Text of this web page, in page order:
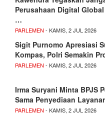
Perusahaan Digital
…
PARLEMEN - KAMIS, 2 JUL 2026
Sigit Purnomo Apresiasi
Kompas, Polri Semakin
PARLEMEN - KAMIS, 2 JUL 2026
Irma Suryani Minta BPJS
Sama Penyediaan
PARLEMEN - KAMIS, 2 JUL 2026